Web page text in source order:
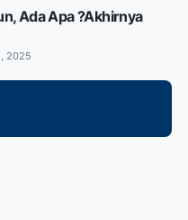
Ada Apa ?Akhirnya
2025